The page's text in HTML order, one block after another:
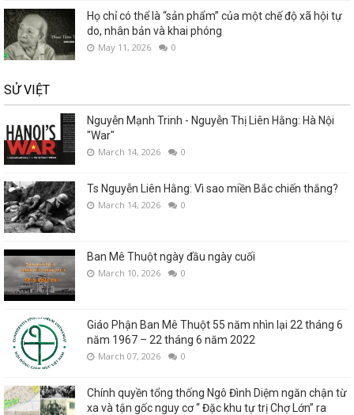
Họ chỉ có thể là “sản phẩm” của một chế độ xã hội tự
do, nhân bản và khai phóng
May 11, 2026 0
SỬ VIỆT
Nguyễn Mạnh Trinh - Nguyễn Thị Liên Hằng: Hà Nội
"War"
March 14, 2026 0
Ts Nguyễn Liên Hằng: Vì sao miền Bắc chiến thắng?
March 14, 2026 0
Ban Mê Thuột ngày đầu ngày cuối
March 10, 2026 0
Giáo Phận Ban Mê Thuột 55 năm nhìn lại 22 tháng 6
năm 1967 – 22 tháng 6 năm 2022
March 07, 2026 0
Chính quyền tổng thống Ngô Đình Diệm ngăn chận từ
xa và tận gốc nguy cơ “ Đặc khu tự trị Chợ Lớn” ra